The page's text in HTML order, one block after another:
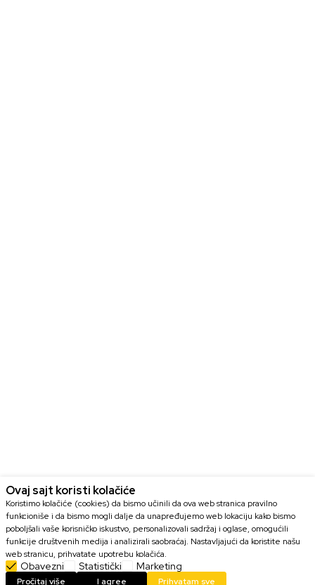
DODAJ U KORPU
Ovaj sajt koristi kolačiće
Koristimo kolačiće (cookies) da bismo učinili da ova web stranica pravilno
funkcioniše i da bismo mogli dalje da unapređujemo web lokaciju kako bismo
poboljšali vaše korisničko iskustvo, personalizovali sadržaj i oglase, omogućili
funkcije društvenih medija i analizirali saobraćaj. Nastavljajući da koristite našu
web stranicu, prihvatate upotrebu kolačića.
Obavezni Statistički Marketing
Pročitaj više I agree Prihvatam sve